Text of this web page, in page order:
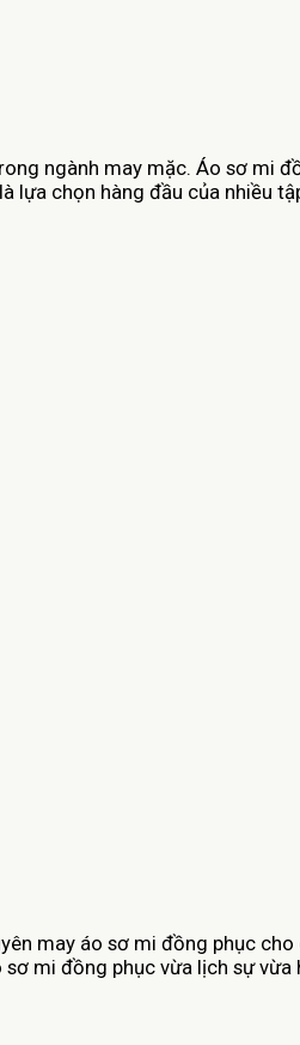
ngành may mặc. Áo sơ mi
chọn hàng đầu của nhiều
may áo sơ mi đồng phục
mi đồng phục vừa lịch sự vừa